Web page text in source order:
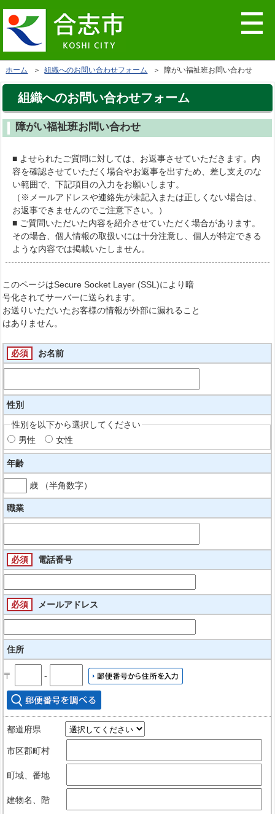
ホーム ＞組織へのお問い合わせフォーム ＞ 障がい福祉班お問い合わせ
組織へのお問い合わせフォーム
障がい福祉班お問い合わせ
■ よせられたご質問に対しては、お返事させていただきます。内
容を確認させていただく場合やお返事を出すため、差し支えのな
い範囲で、下記項目の入力をお願いします。
（※メールアドレスや連絡先が未記入または正しくない場合は、
お返事できませんのでご注意下さい。）
■ ご質問いただいた内容を紹介させていただく場合があります。
その場合、個人情報の取扱いには十分注意し、個人が特定できる
ような内容では掲載いたしません。
このページはSecure Socket Layer (SSL)により暗
号化されてサーバーに送られます。
お送りいただいたお客様の情報が外部に漏れること
はありません。
必須 お名前
性別
性別を以下から選択してください
男性
女性
年齢
歳 （半角数字）
職業
必須 電話番号
必須 メールアドレス
住所
〒 ‐
都道府県
市区郡町村
町域、番地
建物名、階